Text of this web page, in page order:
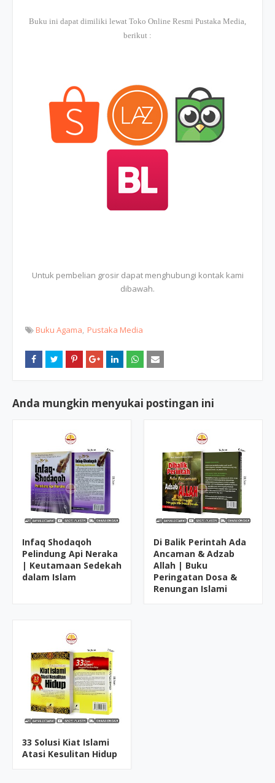
Buku ini dapat dimiliki lewat Toko Online Resmi Pustaka Media,
berikut :
Untuk pembelian grosir dapat menghubungi kontak kami
dibawah.
Buku Agama Pustaka Media
Anda mungkin menyukai postingan ini
Infaq Shodaqoh
Pelindung Api Neraka
| Keutamaan Sedekah
dalam Islam
Di Balik Perintah Ada
Ancaman & Adzab
Allah | Buku
Peringatan Dosa &
Renungan Islami
33 Solusi Kiat Islami
Atasi Kesulitan Hidup